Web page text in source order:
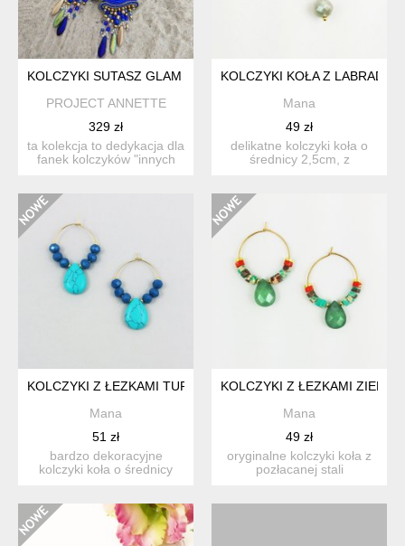
KOLCZYKI SUTASZ GLAM BOHO
PROJECT ANNETTE
329 zł
ta kolekcja to dedykacja dla
fanek kolczyków "innych
KOLCZYKI KOŁA Z
Mana
49 zł
delikatne kolczyki koła o
średnicy 2,5cm, z
KOLCZYKI Z ŁEZKAMI TURKUSOWYMI
Mana
51 zł
bardzo dekoracyjne
kolczyki koła o średnicy
KOLCZYKI Z ŁEZKAMI
Mana
49 zł
oryginalne kolczyki koła z
pozłacanej stali